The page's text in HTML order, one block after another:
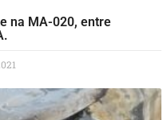
na MA-020, entre